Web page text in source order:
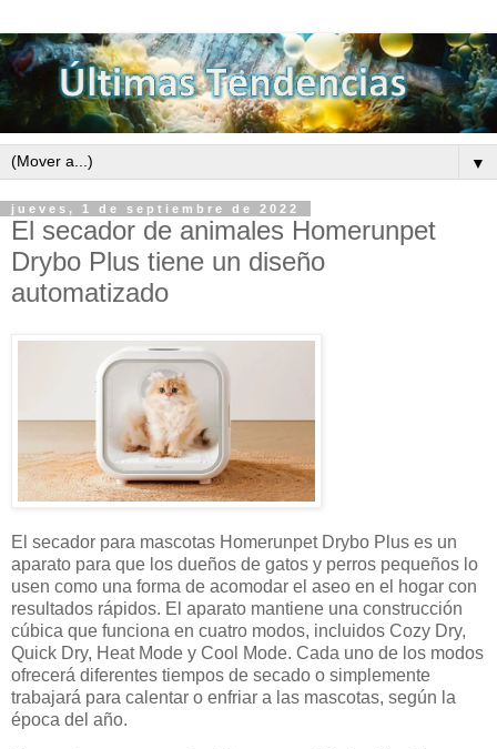
▼
jueves, 1 de septiembre de 2022
El secador de animales Homerunpet
Drybo Plus tiene un diseño
automatizado
El secador para mascotas Homerunpet Drybo Plus es un
aparato para que los dueños de gatos y perros pequeños lo
usen como una forma de acomodar el aseo en el hogar con
resultados rápidos. El aparato mantiene una construcción
cúbica que funciona en cuatro modos, incluidos Cozy Dry,
Quick Dry, Heat Mode y Cool Mode. Cada uno de los modos
ofrecerá diferentes tiempos de secado o simplemente
trabajará para calentar o enfriar a las mascotas, según la
época del año.